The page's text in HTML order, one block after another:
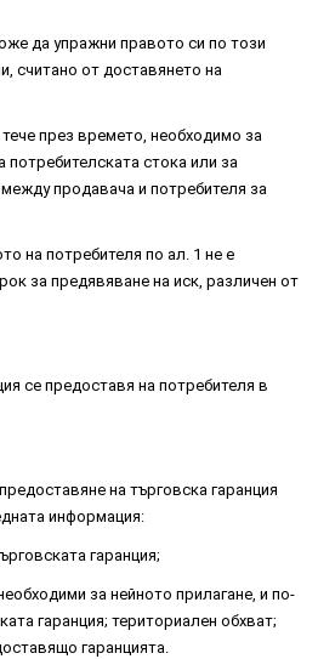
да упражни правото си по този
считано от доставянето на
през времето, необходимо за
потребителската стока или за
продавача и потребителя за
на потребителя по ал. 1 не е
за предявяване на иск, различен от
се предоставя на потребителя в
на търговска гаранция
информация:
гаранция;
за нейното прилагане, и по-
гаранция; териториален обхват;
гаранцията.